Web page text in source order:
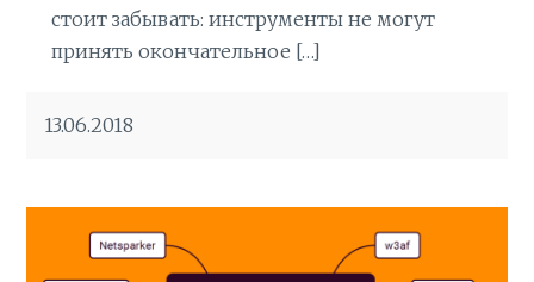
стоит забывать: инструменты не могут
принять окончательное […]
13.06.2018